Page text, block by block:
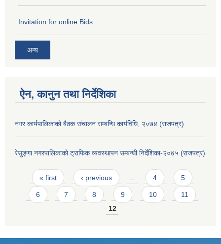
Invitation for online Bids
अन्य
ऐन, कानुन तथा निर्देशिका
नगर कार्यपालिकाको बैठक संचालन सम्बन्धि कार्यविधि, २०७४ (राजपत्र)
रेसुङ्गा नगरपालिकाको ट्राफिक व्यवस्थापन सम्बन्धी निर्देशिका-२०७५ (राजपत्र)
Pages
« first ‹ previous 4 5
6 7 8 9 10
11
12